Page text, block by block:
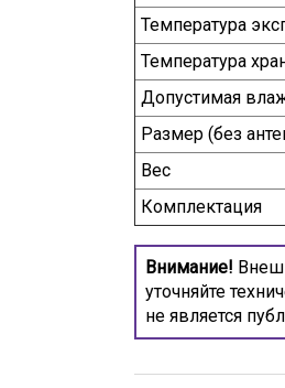
Температура
Температура
Допустимая
Размер (без
Вес
Комплектация
Внимание!
уточняйте
не является